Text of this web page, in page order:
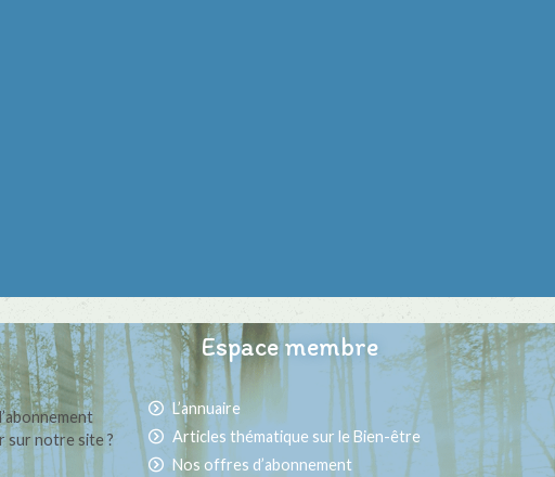
sur notre site ?
Espace membre
L’annuaire
Articles thématique sur le Bien-être
Nos offres d’abonnement